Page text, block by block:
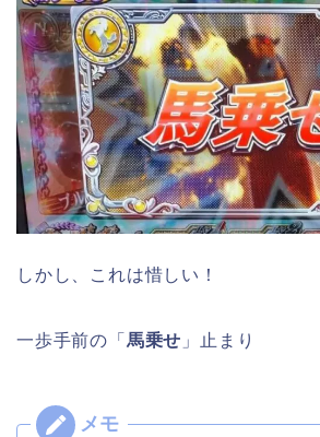
しかし、これは惜しい！
一歩手前の「 馬乗せ 」止まり